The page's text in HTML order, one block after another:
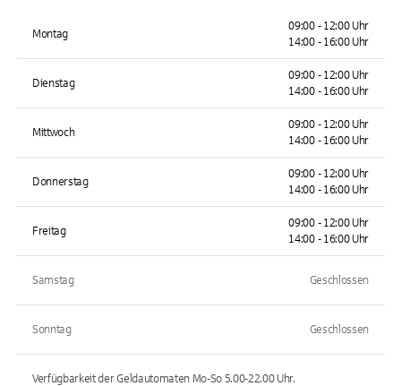
Montag
09:00 - 12:00 Uhr
14:00 - 16:00 Uhr
Dienstag
09:00 - 12:00 Uhr
14:00 - 16:00 Uhr
Mittwoch
09:00 - 12:00 Uhr
14:00 - 16:00 Uhr
Donnerstag
09:00 - 12:00 Uhr
14:00 - 16:00 Uhr
Freitag
09:00 - 12:00 Uhr
14:00 - 16:00 Uhr
Samstag Geschlossen
Sonntag Geschlossen
Verfügbarkeit der Geldautomaten Mo-So 5.00-22.00Uhr.